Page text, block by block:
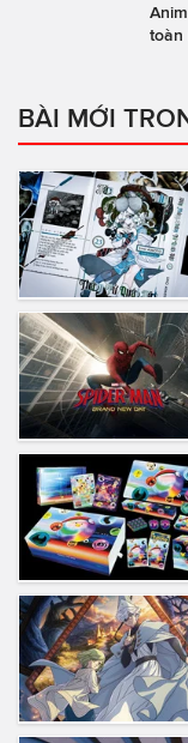
toàn
BÀI MỚI